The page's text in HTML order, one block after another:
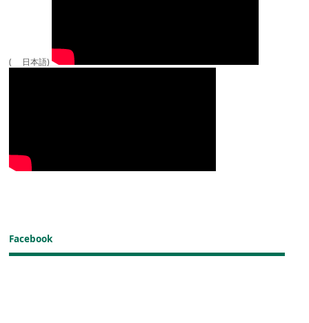
( 日本語)
Facebook